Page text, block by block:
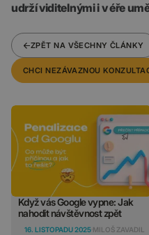
udrží viditelnými i v éře
ZPĚT NA VŠECHNY ČLÁNKY
CHCI NEZÁVAZNOU
Když vás Google vypne: Jak
nahodit návštěvnost zpět
16. LISTOPADU 2025 MILOŠ ZAVADIL